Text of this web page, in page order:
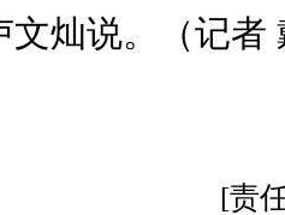
文灿说。（记者
[责